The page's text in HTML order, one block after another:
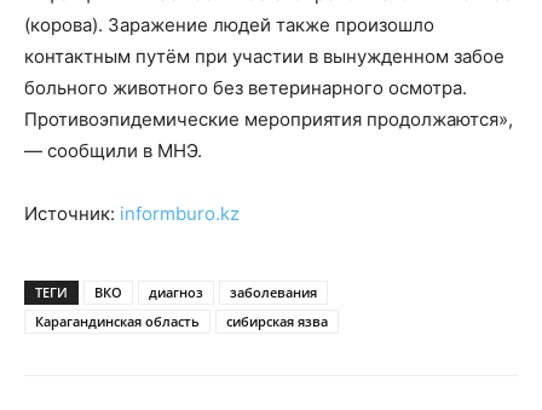
(корова). Заражение людей также произошло
контактным путём при участии в вынужденном забое
больного животного без ветеринарного осмотра.
Противоэпидемические мероприятия продолжаются»,
— сообщили в МНЭ.
Источник: informburo.kz
ТЕГИ ВКО диагноз
заболевания
Карагандинская область
сибирская язва